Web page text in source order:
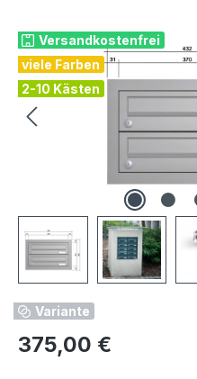
Versandkostenfrei
viele Farben
2-10 Kästen
Variante
Regulärer Preis:
375,00 €